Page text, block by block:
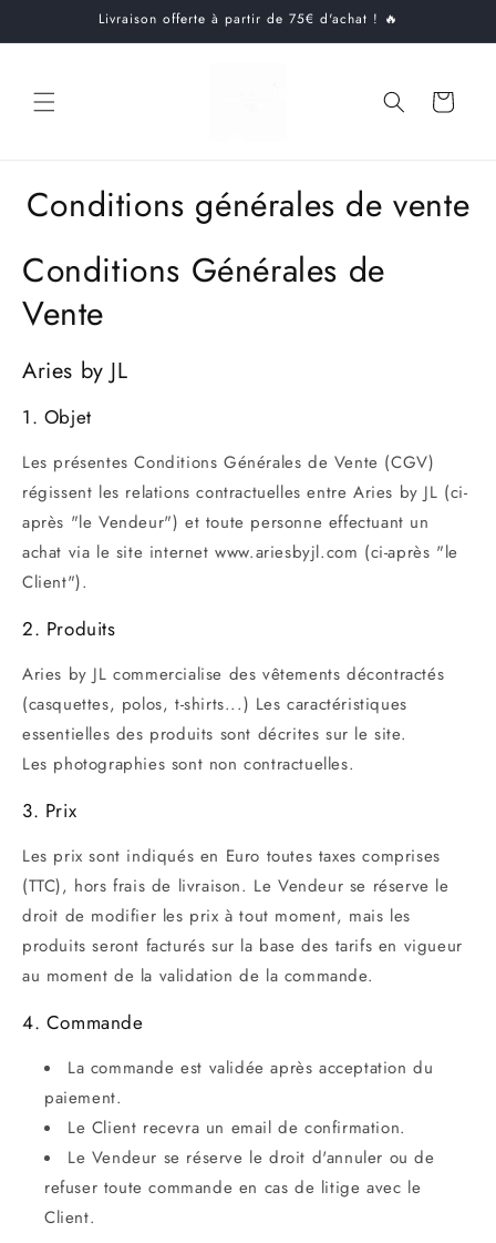
au
Livraison offerte à partir de 75€ d'achat ! 🔥
Panier
Conditions générales de vente
Conditions Générales de
Vente
Aries by JL
1. Objet
Les présentes Conditions Générales de Vente (CGV)
régissent les relations contractuelles entre Aries by JL (ci-
après "le Vendeur") et toute personne effectuant un
achat via le site internet www.ariesbyjl.com (ci-après "le
Client").
2. Produits
Aries by JL commercialise des vêtements décontractés
(casquettes, polos, t-shirts...) Les caractéristiques
essentielles des produits sont décrites sur le site.
Les photographies sont non contractuelles.
3. Prix
Les prix sont indiqués en Euro toutes taxes comprises
(TTC), hors frais de livraison. Le Vendeur se réserve le
droit de modifier les prix à tout moment, mais les
produits seront facturés sur la base des tarifs en vigueur
au moment de la validation de la commande.
4. Commande
La commande est validée après acceptation du
paiement.
Le Client recevra un email de confirmation.
Le Vendeur se réserve le droit d'annuler ou de
refuser toute commande en cas de litige avec le
Client.